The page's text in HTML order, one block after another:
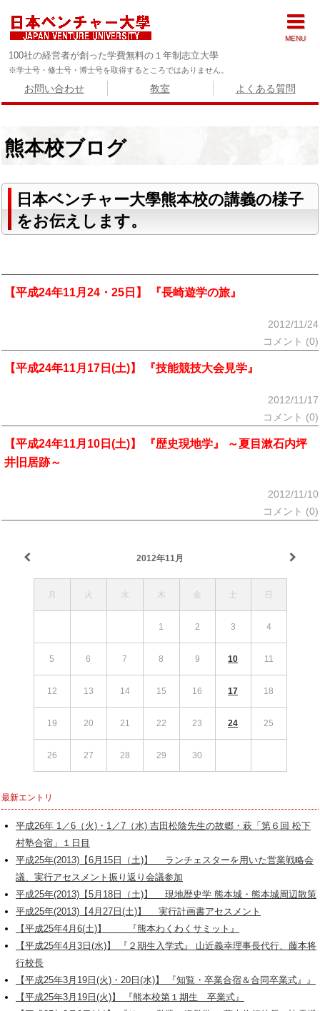
100社の経営者が創った学費無料の１年制志立大學
※学士号・修士号・博士号を取得するところではありません。
お問い合わせ 教室 よくある質問
熊本校ブログ
日本ベンチャー大學熊本校の講義の様子
をお伝えします。
【平成24年11月24・25日】 『長崎遊学の旅』
2012/11/24
コメント (0)
【平成24年11月17日(土)】 『技能競技大会見学』
2012/11/17
コメント (0)
【平成24年11月10日(土)】 『歴史現地学』 ～夏目漱石内坪
井旧居跡～
2012/11/10
コメント (0)
2012年11月
月 火 水 木 金 土 日
1 2 3 4
5 6 7 8 9 10 11
12 13 14 15 16 17 18
19 20 21 22 23 24 25
26 27 28 29 30
最新エントリ
平成26年 1／6（火)・1／7（水) 吉田松陰先生の故郷・萩「第６回 松下
村塾合宿」１日目
平成25年(2013)【6月15日（土)】 ランチェスターを用いた営業戦略会
議、実行アセスメント振り返り会議参加
平成25年(2013)【5月18日（土)】 現地歴史学 熊本城・熊本城周辺散策
平成25年(2013)【4月27日(土)】 実行計画書アセスメント
【平成25年4月6(土)】 『熊本わくわくサミット』
【平成25年4月3日(水)】 『２期生入学式』 山近義幸理事長代行、藤本将
行校長
【平成25年3月19日(火)・20日(水)】 『知覧・卒業合宿＆合同卒業式』』
【平成25年3月19日(火)】 『熊本校第１期生 卒業式』
MENU